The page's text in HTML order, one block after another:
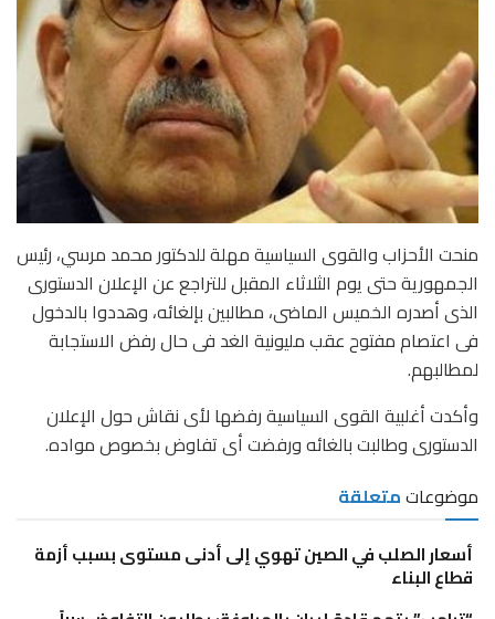
منحت الأحزاب والقوى السياسية مهلة للدكتور محمد مرسي، رئيس
الجمهورية حتى يوم الثلاثاء المقبل للتراجع عن الإعلان الدستورى
الذى أصدره الخميس الماضى، مطالبين بإلغائه، وهددوا بالدخول
فى اعتصام مفتوح عقب مليونية الغد فى حال رفض الاستجابة
لمطالبهم.
وأكدت أغلبية القوى السياسية رفضها لأى نقاش حول الإعلان
الدستورى وطالبت بالغائه ورفضت أى تفاوض بخصوص مواده.
موضوعاتمتعلقة
أسعار الصلب في الصين تهوي إلى أدنى مستوى بسبب أزمة
قطاع البناء